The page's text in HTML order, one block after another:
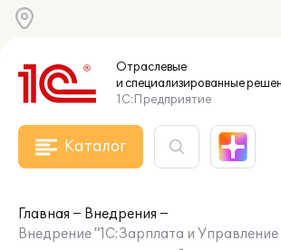
Отраслевые
и специализированные
1С:Предприятие
Каталог
Главная
Внедрения
Внедрение "1С:Зарплата и